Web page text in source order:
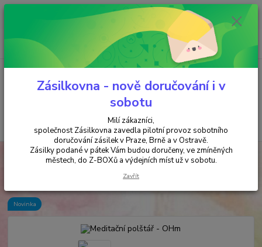
Minimální hodnota objednávky je 200 kč. Při nákupu nad 2000,- Kč je
požadována platba předem na účet.
Menu
+420 737 737 037
(Po-Pá, 9-18 hod.)
za
MEDITAČNÍ POLŠTÁŘE Meditační polštář - OHm
Meditační polštář - OHm
Novinka
Zásilkovna - nově doručování i v
sobotu
Milí zákazníci,
společnost Zásilkovna zavedla pilotní provoz sobotního
doručování zásilek v Praze, Brně a v Ostravě.
Zásilky podané v pátek Vám budou doručeny, ve zmíněných
městech, do Z-BOXů a výdejních míst už v sobotu.
Zavřít